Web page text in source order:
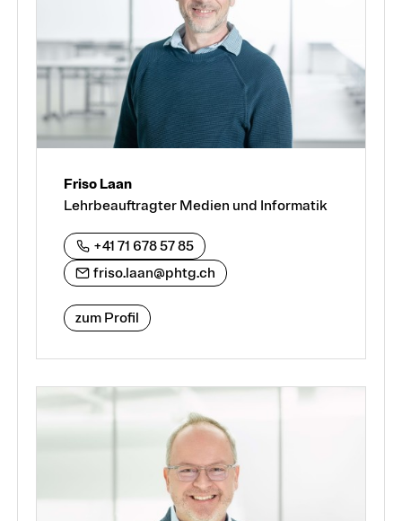
Friso Laan
Lehrbeauftragter Medien und Informatik
+41 71 678 57 85
friso.laan@phtg.ch
zum Profil